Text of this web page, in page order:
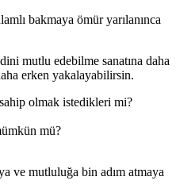
bakmaya ömür yarılanınca
mutlu edebilme sanatına daha
erken yakalayabilirsin.
olmak istedikleri mi?
mü?
ve mutluluğa bin adım atmaya